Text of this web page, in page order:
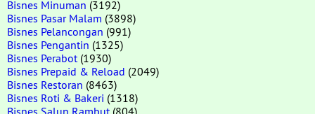
Bisnes Minuman (3192)
Bisnes Pasar Malam (3898)
Bisnes Pelancongan (991)
Bisnes Pengantin (1325)
Bisnes Perabot (1930)
Bisnes Prepaid & Reload (2049)
Bisnes Restoran (8463)
Bisnes Roti & Bakeri (1318)
Bisnes Salun Rambut (804)